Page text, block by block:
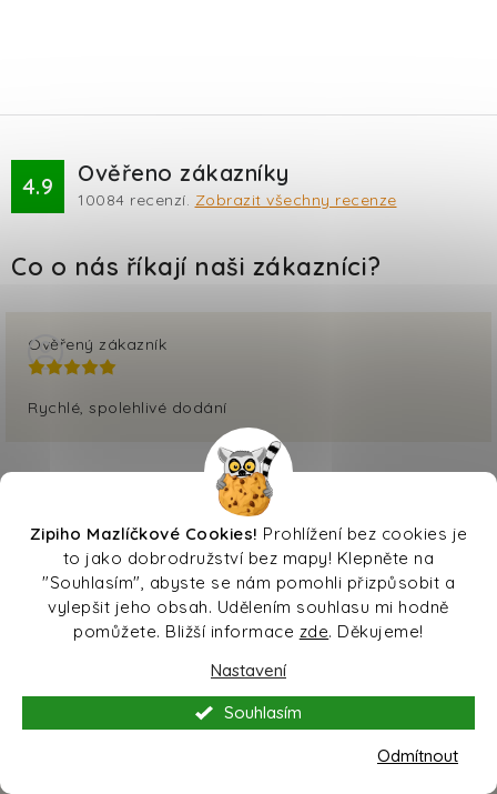
Zipiho Mazlíčkové Cookies! Prohlížení bez cookies je
to jako dobrodružství bez mapy! Klepněte na
"Souhlasím", abyste se nám pomohli přizpůsobit a
vylepšit jeho obsah. Udělením souhlasu mi hodně
pomůžete. Bližší informace zde. Děkujeme!
Nastavení
Odmítnout
Souhlasím
4.9 Ověřeno zákazníky
10084 recenzí. Zobrazit všechny recenze
Ověřený zákazník
Rychlé, spolehlivé dodání
Sledujte nás na Instagramu
ZOBRAZIT PROFIL